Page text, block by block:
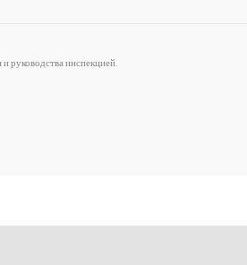
руководства инспекцией.